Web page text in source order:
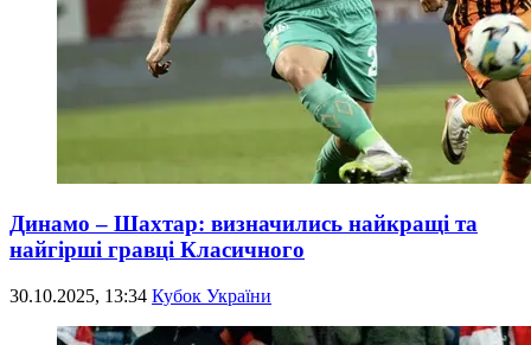
Динамо – Шахтар: визначились найкращі та
найгірші гравці Класичного
30.10.2025, 13:34 Кубок України